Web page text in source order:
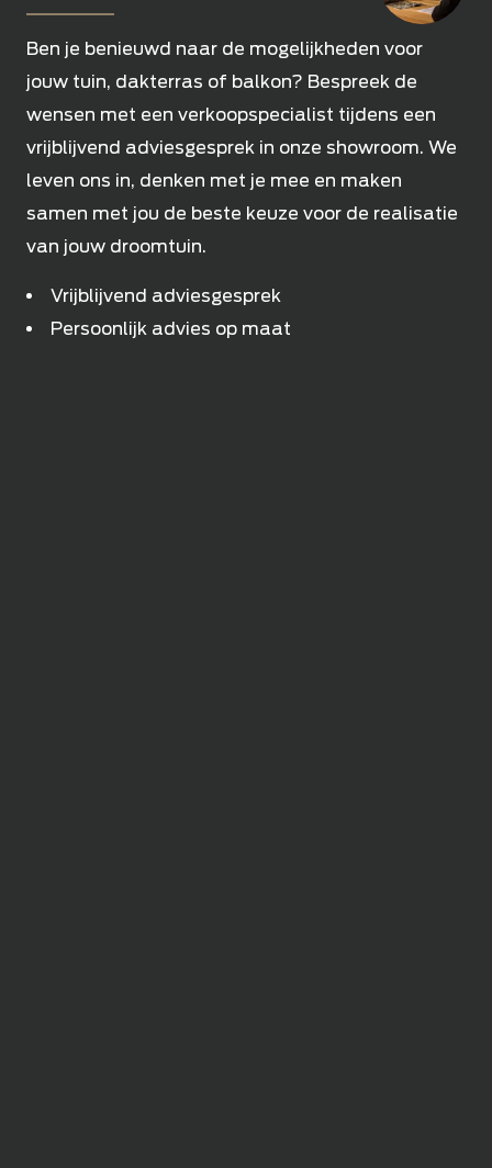
Ben je benieuwd naar de mogelijkheden voor
jouw tuin, dakterras of balkon? Bespreek de
wensen met een verkoopspecialist tijdens een
vrijblijvend adviesgesprek in onze showroom. We
leven ons in, denken met je mee en maken
samen met jou de beste keuze voor de realisatie
van jouw droomtuin.
Vrijblijvend adviesgesprek
Persoonlijk advies op maat